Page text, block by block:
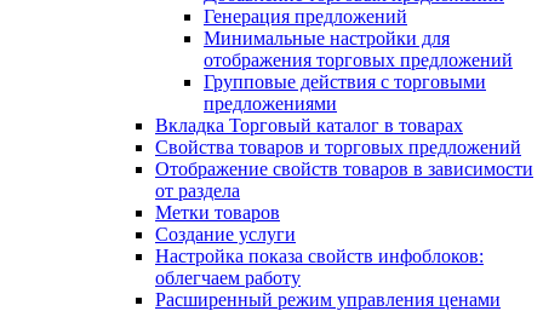
Генерация предложений
Минимальные настройки для
отображения торговых предложений
Групповые действия с торговыми
предложениями
Вкладка Торговый каталог в товарах
Свойства товаров и торговых предложений
Отображение свойств товаров в зависимости
от раздела
Метки товаров
Создание услуги
Настройка показа свойств инфоблоков:
облегчаем работу
Расширенный режим управления ценами